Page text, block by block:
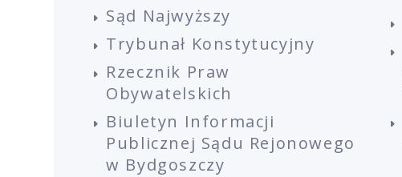
Sąd Najwyższy
Trybunał Konstytucyjny
Rzecznik Praw
Obywatelskich
Biuletyn Informacji
Publicznej Sądu Rejonowego
w Bydgoszczy